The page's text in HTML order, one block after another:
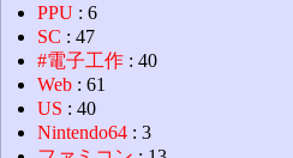
PPU : 6
SC : 47
#電子工作 : 40
Web : 61
US : 40
Nintendo64 : 3